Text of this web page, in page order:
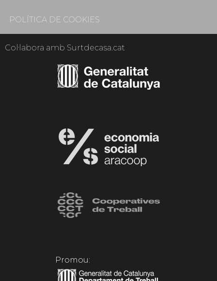
POLÍTICA DE COOKIES
Col·labora amb Surtdecasa.cat
Promou: